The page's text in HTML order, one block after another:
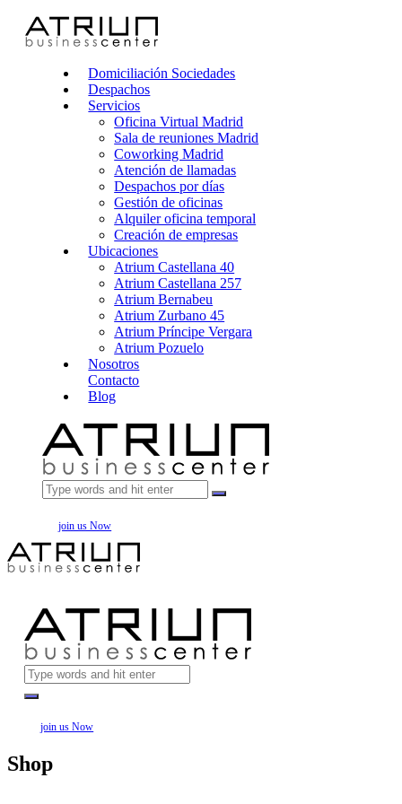
Domiciliación Sociedades
Despachos
Servicios
Oficina Virtual Madrid
Sala de reuniones Madrid
Coworking Madrid
Atención de llamadas
Despachos por días
Gestión de oficinas
Alquiler oficina temporal
Creación de empresas
Ubicaciones
Atrium Castellana 40
Atrium Castellana 257
Atrium Bernabeu
Atrium Zurbano 45
Atrium Príncipe Vergara
Atrium Pozuelo
Nosotros
Contacto
Blog
join us Now
join us Now
Shop